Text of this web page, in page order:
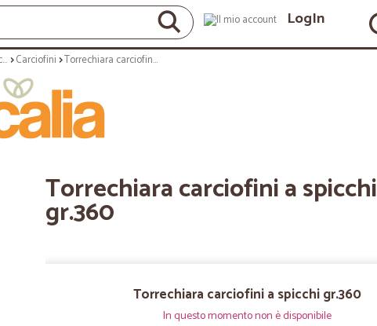
LogIn
Sughi, scatolame e condimenti Carciofini Torrechiara carciofini a spicchi gr.360
Torrechiara carciofini a spicchi
gr.360
Torrechiara carciofini a spicchi gr.360
In questo momento non è disponibile